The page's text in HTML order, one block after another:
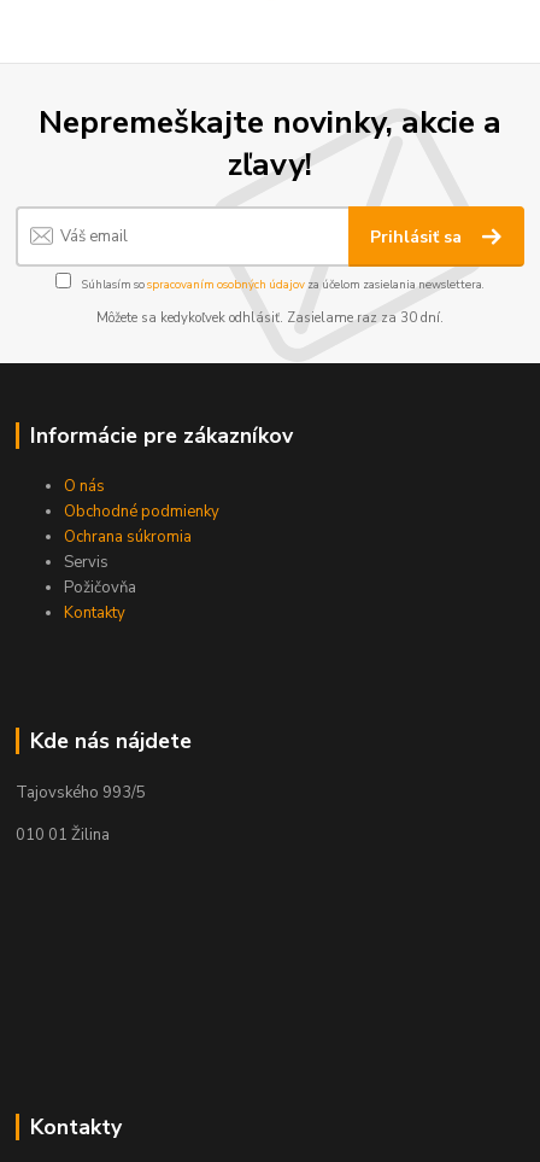
Nepremeškajte novinky, akcie a
zľavy!
Prihlásiť sa
Súhlasím sospracovaním osobných údajov za účelom zasielania newslettera.
Môžete sa kedykoľvek odhlásiť. Zasielame raz za 30 dní.
Informácie pre zákazníkov
O nás
Obchodné podmienky
Ochrana súkromia
Servis
Požičovňa
Kontakty
Kde nás nájdete
Tajovského 993/5
010 01 Žilina
Kontakty